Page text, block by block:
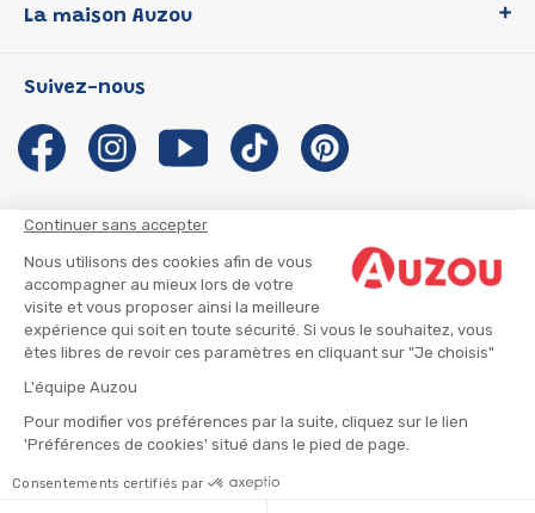
Continuer sans accepter
Nous utilisons des cookies afin de vous
accompagner au mieux lors de votre
visite et vous proposer ainsi la meilleure
expérience qui soit en toute sécurité. Si vous le souhaitez, vous
êtes libres de revoir ces paramètres en cliquant sur "Je choisis"
L'équipe Auzou
Pour modifier vos préférences par la suite, cliquez sur le lien
'Préférences de cookies' situé dans le pied de page.
Consentements certifiés par
P'tit Loup
Les Influenceuses
Migali
Petite Taupe
La maison Auzou
Notre histoire
Auzou s'engage
Auteurs et illustrateurs Auzou
Suivre mon colis
Infos consommateur
Suivez-nous
CGU
CGV
Mentions légales
© 2026 - AUZOU |